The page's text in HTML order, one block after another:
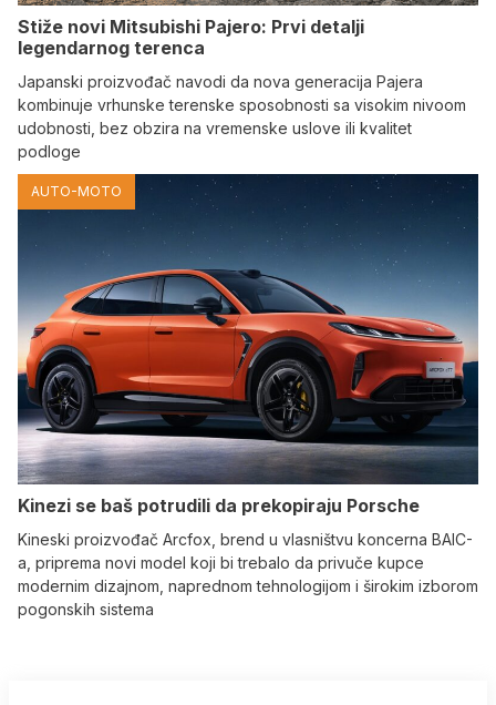
Stiže novi Mitsubishi Pajero: Prvi detalji
legendarnog terenca
Japanski proizvođač navodi da nova generacija Pajera
kombinuje vrhunske terenske sposobnosti sa visokim nivoom
udobnosti, bez obzira na vremenske uslove ili kvalitet
podloge
AUTO-MOTO
Kinezi se baš potrudili da prekopiraju Porsche
Kineski proizvođač Arcfox, brend u vlasništvu koncerna BAIC-
a, priprema novi model koji bi trebalo da privuče kupce
modernim dizajnom, naprednom tehnologijom i širokim izborom
pogonskih sistema